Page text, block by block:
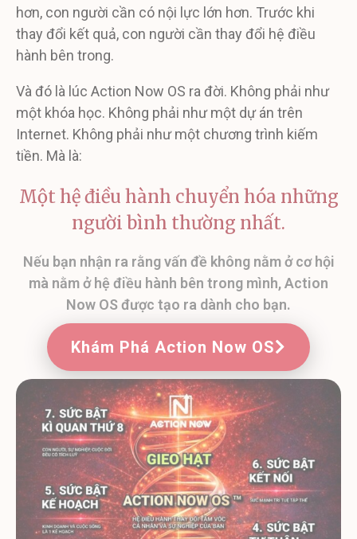
hơn, con người cần có nội lực lớn hơn. Trước khi
thay đổi kết quả, con người cần thay đổi hệ điều
hành bên trong.
Và đó là lúc Action Now OS ra đời. Không phải như
một khóa học. Không phải như một dự án trên
Internet. Không phải như một chương trình kiếm
tiền. Mà là:
Một hệ điều hành chuyển hóa những
người bình thường nhất.
Nếu bạn nhận ra rằng vấn đề không nằm ở cơ hội
mà nằm ở hệ điều hành bên trong mình, Action
Now OS được tạo ra dành cho bạn.
Khám Phá Action Now OS